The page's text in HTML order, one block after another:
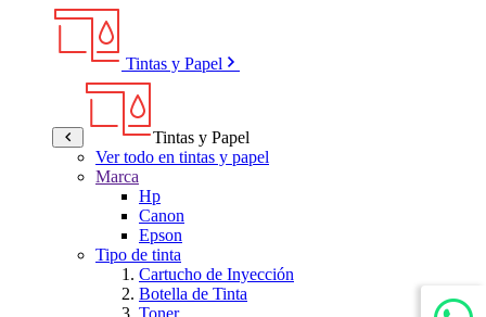
Tintas y Papel
Tintas y Papel
Ver todo en tintas y papel
Marca
Hp
Canon
Epson
Tipo de tinta
Cartucho de Inyección
Botella de Tinta
Toner